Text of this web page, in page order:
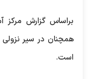
است.